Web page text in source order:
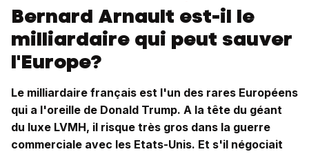
Bernard Arnault est-il le
milliardaire qui peut sauver
l'Europe?
Le milliardaire français est l'un des rares Européens
qui a l'oreille de Donald Trump. A la tête du géant
du luxe LVMH, il risque très gros dans la guerre
commerciale avec les Etats-Unis. Et s'il négociait